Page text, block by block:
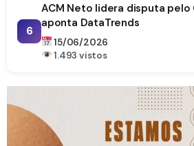
6
ACM Neto lidera disputa pelo
aponta DataTrends
15/06/2026
1.493 vistos